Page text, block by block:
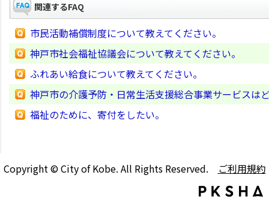
関連するFAQ
市民活動補償制度について教えてください。
神戸市社会福祉協議会について教えてください。
ふれあい給食について教えてください。
神戸市の介護予防・日常生活支援総合事業サービスは
福祉のために、寄付をしたい。
Copyright © City of Kobe. All Rights Reserved. ご利用規約